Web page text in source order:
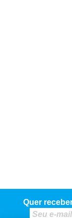
Quer